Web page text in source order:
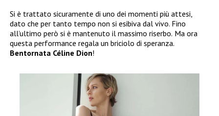
Si è trattato sicuramente di uno dei momenti più attesi,
dato che per tanto tempo non si esibiva dal vivo. Fino
all’ultimo però si è mantenuto il massimo riserbo. Ma ora
questa performance regala un briciolo di speranza.
Bentornata Céline Dion!